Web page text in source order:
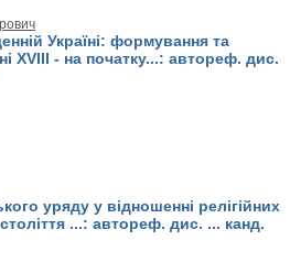
Україні: формування та
XVIII - на початку...: автореф. дис.
уряду у відношенні релігійних
...: автореф. дис. ... канд.